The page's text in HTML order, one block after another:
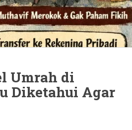
Umrah di
Diketahui Agar